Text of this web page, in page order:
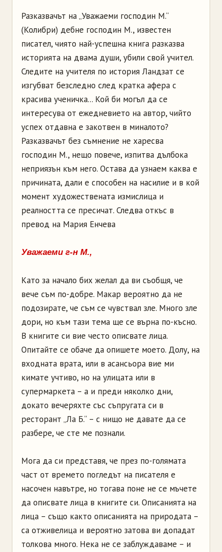
Разказвачът на „Уважаеми господин М.“
(Колибри) дебне господин М., известен
писател, чиято най-успешна книга разказва
историята на двама души, убили свой учител.
Следите на учителя по история Ландзат се
изгубват безследно след кратка афера с
красива ученичка... Кой би могъл да се
интересува от ежедневието на автор, чийто
успех отдавна е закотвен в миналото?
Разказвачът без съмнение не харесва
господин М., нещо повече, изпитва дълбока
неприязън към него. Остава да узнаем каква е
причината, дали е способен на насилие и в кой
момент художествената измислица и
реалността се пресичат. Следва откъс в
превод на Мария Енчева
Уважаеми г-н М.,
Като за начало бих желал да ви съобщя, че
вече съм по-добре. Макар вероятно да не
подозирате, че съм се чувствал зле. Много зле
дори, но към тази тема ще се върна по-късно.
В книгите си вие често описвате лица.
Опитайте се обаче да опишете моето. Долу, на
входната врата, или в асансьора вие ми
кимате учтиво, но на улицата или в
супермаркета – а и преди няколко дни,
докато вечеряхте със съпругата си в
ресторант „Ла Б.“ – с нищо не давате да се
разбере, че сте ме познали.
Мога да си представя, че през по-голямата
част от времето погледът на писателя е
насочен навътре, но тогава поне не се мъчете
да описвате лица в книгите си. Описанията на
лица – също както описанията на природата –
са отживелица и вероятно затова ви допадат
толкова много. Нека не се заблуждаваме – и